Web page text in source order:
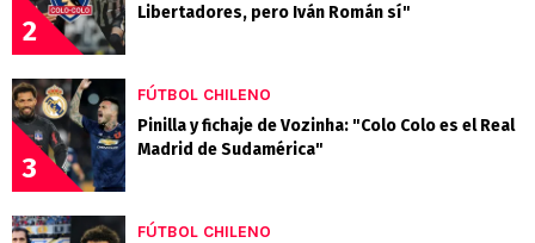
2
Libertadores, pero Iván Román sí"
3
FÚTBOL CHILENO
Pinilla y fichaje de Vozinha: "Colo Colo es el Real
Madrid de Sudamérica"
FÚTBOL CHILENO